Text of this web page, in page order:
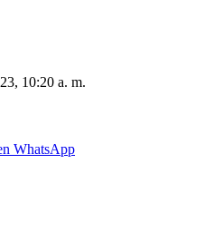
10:20 a. m.
WhatsApp